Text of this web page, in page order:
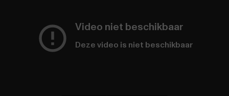
Video niet beschikbaar
Deze video is niet beschikbaar